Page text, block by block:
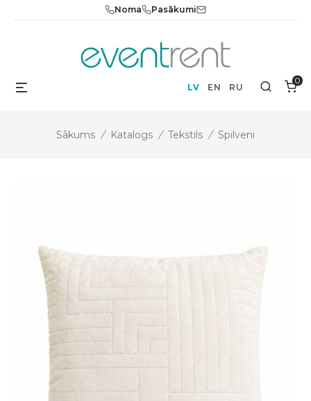
Noma Pasākumi
LV EN RU Search
0
Sākums / Katalogs / Tekstils / Spilveni